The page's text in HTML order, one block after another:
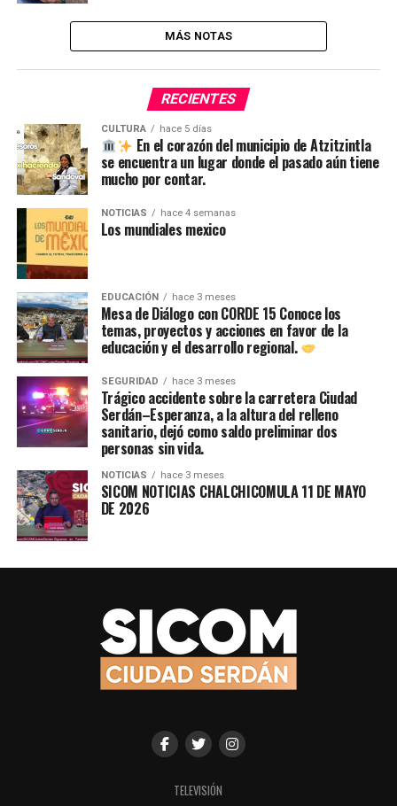
MÁS NOTAS
RECIENTES
CULTURA hace 5 días
En el corazón del municipio de Atzitzintla
se encuentra un lugar donde el pasado aún tiene
mucho por contar.
NOTICIAS hace 4 semanas
Los mundiales mexico
EDUCACIÓN hace 3 meses
Mesa de Diálogo con CORDE 15 Conoce los
temas, proyectos y acciones en favor de la
educación y el desarrollo regional.
SEGURIDAD hace 3 meses
Trágico accidente sobre la carretera Ciudad
Serdán–Esperanza, a la altura del relleno
sanitario, dejó como saldo preliminar dos
personas sin vida.
NOTICIAS hace 3 meses
SICOM NOTICIAS CHALCHICOMULA 11 DE MAYO
DE 2026
TELEVISIÓN